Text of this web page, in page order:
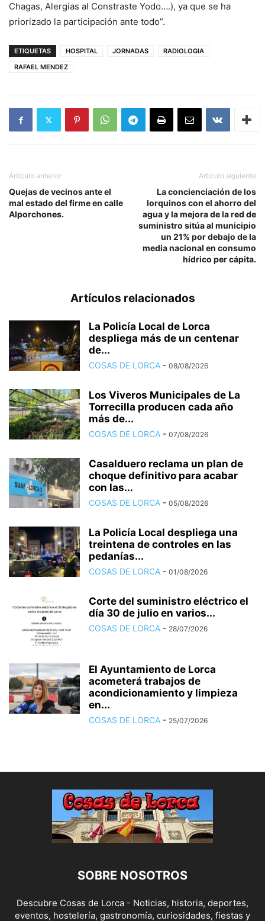
Chagas, Alergias al Constraste Yodo….), ya que se ha
priorizado la participación ante todo”.
ETIQUETAS HOSPITAL JORNADAS
RADIOLOGIA
RAFAEL MENDEZ
Artículo anterior
Quejas de vecinos ante el
mal estado del firme en calle
Alporchones.
Artículo siguiente
La concienciación de los
lorquinos con el ahorro del
agua y la mejora de la red de
suministro sitúa al municipio
un 21% por debajo de la
media nacional en consumo
hídrico per cápita.
Artículos relacionados
La Policía Local de Lorca
despliega más de un centenar
de...
COSAS DE LORCA - 08/08/2026
Los Viveros Municipales de La
Torrecilla producen cada año
más de...
COSAS DE LORCA - 07/08/2026
Casalduero reclama un plan de
choque definitivo para acabar
con las...
COSAS DE LORCA - 05/08/2026
La Policía Local despliega una
treintena de controles en las
pedanías...
COSAS DE LORCA - 01/08/2026
Corte del suministro eléctrico el
día 30 de julio en varios...
COSAS DE LORCA - 28/07/2026
El Ayuntamiento de Lorca
acometerá trabajos de
acondicionamiento y limpieza
en...
COSAS DE LORCA - 25/07/2026
SOBRE NOSOTROS
Descubre Cosas de Lorca - Noticias, historia, deportes,
eventos, hostelería, gastronomía, curiosidades, fiestas y